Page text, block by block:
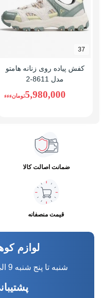
37
کفش پیاده روی زنانه هامتو
مدل 8611-2
5,980,000تومانءءء
ضمانت اصالت کالا
قیمت منصفانه
لوازم
شنبه تا پنج شنبه 9 الی 22 و جمعه ها 12 الی 20